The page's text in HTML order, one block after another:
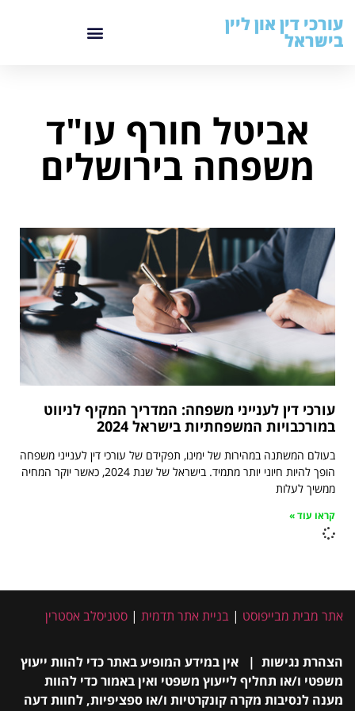
עורכי דין און ליין
בישראל
אביטל חורף עו"ד
משפחה בירושלים
עורכי דין לענייני משפחה: המדריך המקיף לניווט
במורכבויות המשפחתיות בישראל 2024
בעולם המשתנה במהירות של ימינו, תפקידם של עורכי דין לענייני משפחה
הופך להיות חיוני יותר מתמיד. בישראל של שנת 2024, כאשר יוקר המחיה
ממשיך לעלות
קראו עוד »
אתר מבית מבייפוסט | בניית אתר תדמית | סטניסלב אסטרין
הצהרת נגישות | אין במידע המופיע באתר כדי להוות ייעוץ
משפטי ו/או תחליף לייעוץ משפטי ואין באמור כדי להוות
מענה לנסיבות מקרה קונקרטיות ו/או ספציפיות, לחוות דעה